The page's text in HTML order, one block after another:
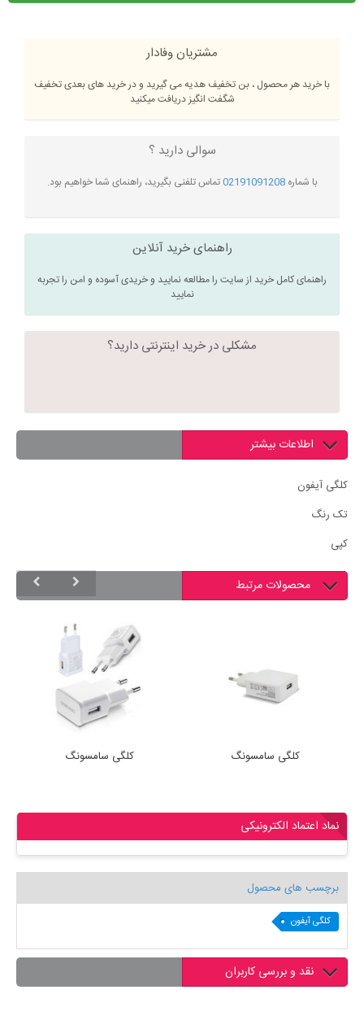
مشتریان وفادار
با خرید هر محصول ، بن تخفیف هدیه می گیرید و در خرید های بعدی تخفیف
شگفت انگیز دریافت میکنید
سوالی دارید ؟
با شماره02191091208تماس تلفنی بگیرید، راهنمای شما خواهیم بود.
راهنمای خرید آنلاین
راهنمای کامل خرید از سایت را مطالعه نمایید و خریدی آسوده و امن را تجربه
نمایید
مشکلی در خرید اینترنتی دارید؟
اطلاعات بیشتر
کلگی آیفون
تک رنگ
کپی
محصولات مرتبط
کلگی سامسونگ کلگی سامسونگ
نماد اعتماد الکترونیکی
برچسب های محصول
کلگی آیفون
نقد و بررسی کاربران